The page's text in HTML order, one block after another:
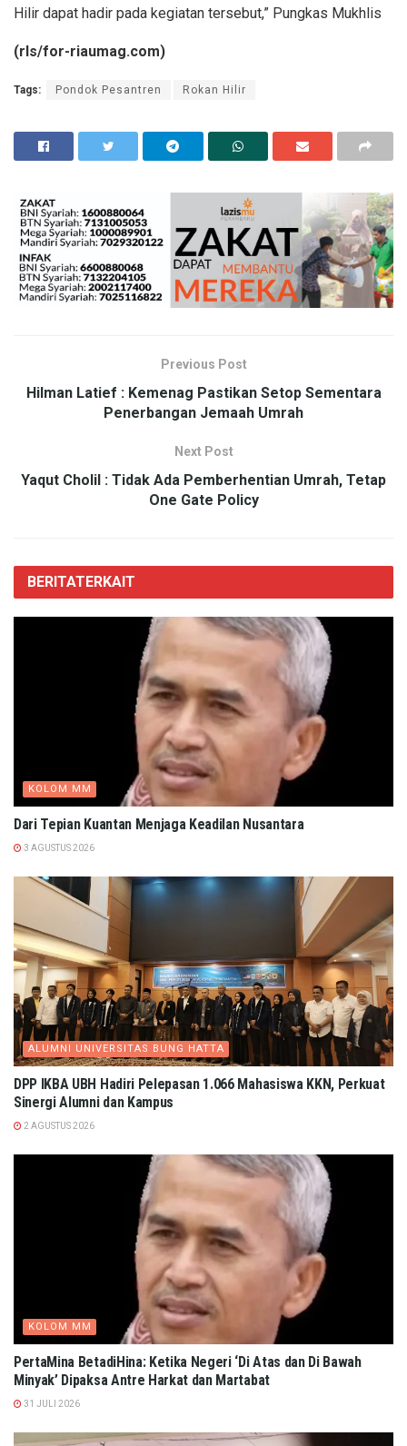
Hilir dapat hadir pada kegiatan tersebut,” Pungkas Mukhlis
(rls/for-riaumag.com)
Tags: Pondok Pesantren Rokan Hilir
Previous Post
Hilman Latief : Kemenag Pastikan Setop Sementara
Penerbangan Jemaah Umrah
Next Post
Yaqut Cholil : Tidak Ada Pemberhentian Umrah, Tetap
One Gate Policy
BERITATERKAIT
KOLOM MM
Dari Tepian Kuantan Menjaga Keadilan Nusantara
3 AGUSTUS 2026
ALUMNI UNIVERSITAS BUNG HATTA
DPP IKBA UBH Hadiri Pelepasan 1.066 Mahasiswa KKN, Perkuat
Sinergi Alumni dan Kampus
2 AGUSTUS 2026
KOLOM MM
PertaMina BetadiHina: Ketika Negeri ‘Di Atas dan Di Bawah
Minyak’ Dipaksa Antre Harkat dan Martabat​
31 JULI 2026